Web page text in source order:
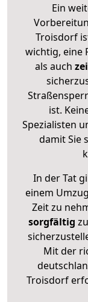
Ein
Troisdorf
wichtig, eine
als auch
ist.
Spezialisten
damit Sie
In der Tat
einem
Zeit zu
sorgfältig zu
Mit der
Troisdorf